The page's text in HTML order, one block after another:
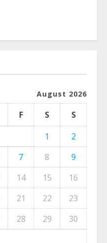
August 2026
F S
S
1
2
7 8
9
14 15
16
21 22
23
28 29
30